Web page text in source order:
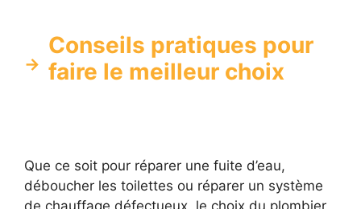
Conseils pratiques pour
faire le meilleur choix
Que ce soit pour réparer une fuite d’eau,
déboucher les toilettes ou réparer un système
de chauffage défectueux, le choix du plombier